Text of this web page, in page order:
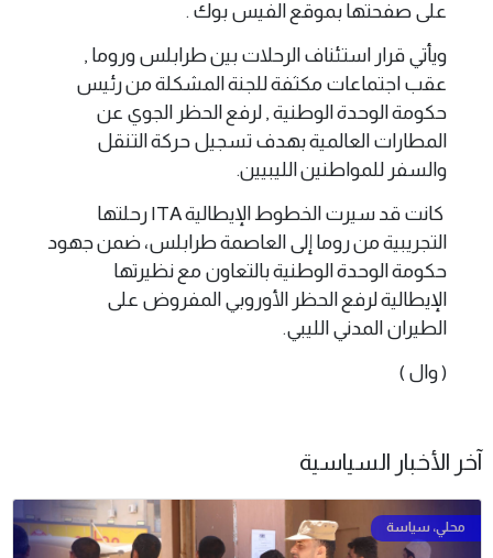
على صفحتها بموقع الفيس بوك .
ويأتي قرار استئناف الرحلات بين طرابلس وروما ,
عقب اجتماعات مكثفة للجنة المشكلة من رئيس
حكومة الوحدة الوطنية , لرفع الحظر الجوي عن
المطارات العالمية بهدف تسجيل حركة التنقل
والسفر للمواطنين الليبيين.
كانت قد سيرت الخطوط الإيطالية ITA رحلتها
التجريبية من روما إلى العاصمة طرابلس، ضمن جهود
حكومة الوحدة الوطنية بالتعاون مع نظيرتها
الإيطالية لرفع الحظر الأوروبي المفروض على
الطيران المدني الليبي.
( وال )
آخر الأخبار السياسية